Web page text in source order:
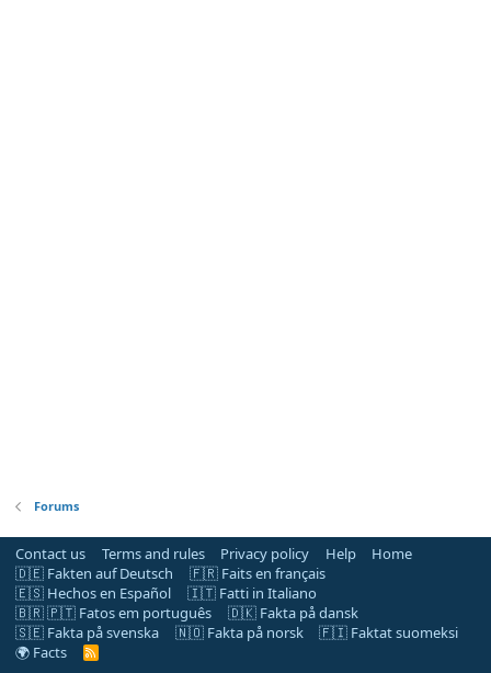
Forums
Contact us Terms and rules Privacy policy Help
Home
🇩🇪 Fakten auf Deutsch
🇫🇷 Faits en français
🇪🇸 Hechos en Español
🇮🇹 Fatti in Italiano
🇧🇷 🇵🇹 Fatos em português
🇩🇰 Fakta på dansk
🇸🇪 Fakta på svenska
🇳🇴 Fakta på norsk
🇫🇮 Faktat suomeksi
🌍 Facts
R